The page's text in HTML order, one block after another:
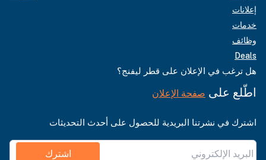
إعلانات
خدمات
وظائف
Deals
هل ترغب في الإعلان على قطر ليفنج؟
اطّلع على صفحة الإعلان
اشترك في نشرتنا البريدية للحصول على أحدث التحديثات
اشترك